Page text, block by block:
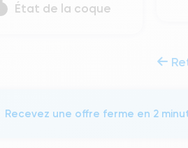
État de la coque
Recevez une offre ferme en 2